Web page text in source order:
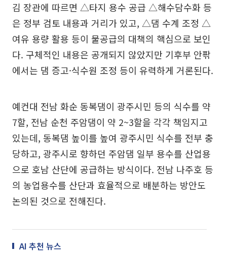
김 장관에 따르면 △타지 용수 공급 △해수담수화 등
은 정부 검토 내용과 거리가 있고, △댐 수계 조정 △
여유 용량 활용 등이 물공급의 대책의 핵심으로 보인
다. 구체적인 내용은 공개되지 않았지만 기후부 안팎
에서는 댐 증고·식수원 조정 등이 유력하게 거론된다.
예컨대 전남 화순 동복댐이 광주시민 등의 식수를 약
7할, 전남 순천 주암댐이 약 2~3할을 각각 책임지고
있는데, 동복댐 높이를 높여 광주시민 식수를 전부 충
당하고, 광주시로 향하던 주암댐 일부 용수를 산업용
으로 호남 산단에 공급하는 방식이다. 전남 나주호 등
의 농업용수를 산단과 효율적으로 배분하는 방안도
논의된 것으로 전해진다.
AI 추천 뉴스